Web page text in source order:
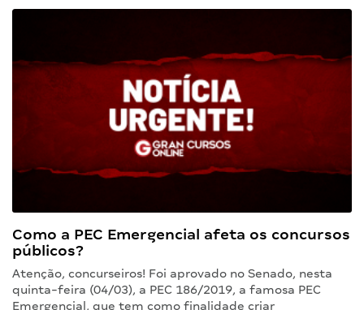
Como a PEC Emergencial afeta os concursos
públicos?
Atenção, concurseiros! Foi aprovado no Senado, nesta
quinta-feira (04/03), a PEC 186/2019, a famosa PEC
Emergencial, que tem como finalidade criar